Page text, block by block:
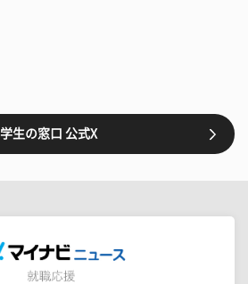
学生の窓口 公式X